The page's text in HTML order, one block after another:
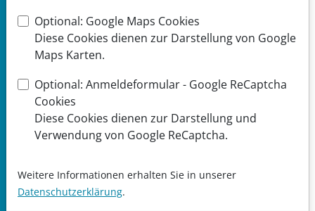
Praxis
ist
geschlossen:
vom
16.02.
bis
17.02.26
06.04.
bis
Optional: Google Maps Cookies
Diese Cookies dienen zur Darstellung von Google
Maps Karten.
Optional: Anmeldeformular - Google ReCaptcha
Cookies
Diese Cookies dienen zur Darstellung und
Verwendung von Google ReCaptcha.
Weitere Informationen erhalten Sie in unserer
Datenschutzerklärung.